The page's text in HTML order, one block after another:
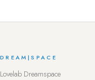
DREAM |SPACE
Lovelab Dreamspace